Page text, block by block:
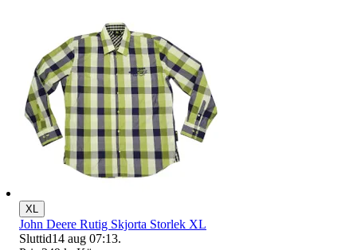
XL
John Deere Rutig Skjorta Storlek XL
Sluttid14 aug 07:13.